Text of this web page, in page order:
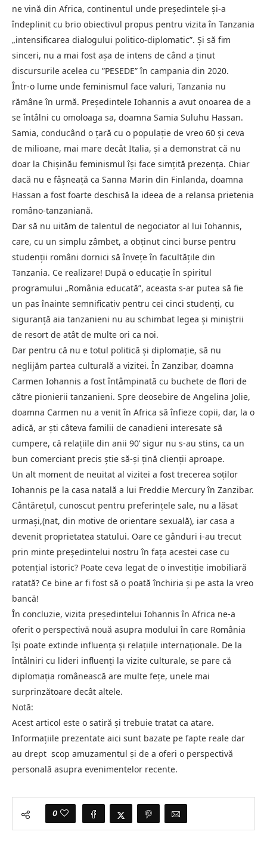
ne vină din Africa, continentul unde președintele și-a
îndeplinit cu brio obiectivul propus pentru vizita în Tanzania
„intensificarea dialogului politico-diplomatic”. Și să fim
sinceri, nu a mai fost așa de intens de când a ținut
discursurile acelea cu ”PESEDE” în campania din 2020.
Într-o lume unde feminismul face valuri, Tanzania nu
rămâne în urmă. Președintele Iohannis a avut onoarea de a
se întâlni cu omoloaga sa, doamna Samia Suluhu Hassan.
Samia, conducând o țară cu o populație de vreo 60 și ceva
de milioane, mai mare decât Italia, și a demonstrat că nu
doar la Chișinău feminismul își face simțită prezența. Chiar
dacă nu e fâșneață ca Sanna Marin din Finlanda, doamna
Hassan a fost foarte deschisă la ideea de a relansa prietenia
româno-tanzaniană.
Dar să nu uităm de talentul de negociator al lui Iohannis,
care, cu un simplu zâmbet, a obținut cinci burse pentru
studenții români dornici să învețe în facultățile din
Tanzania. Ce realizare! După o educație în spiritul
programului „România educată”, aceasta s-ar putea să fie
un pas înainte semnificativ pentru cei cinci studenți, cu
siguranță aia tanzanieni nu au schimbat legea și miniștrii
de resort de atât de multe ori ca noi.
Dar pentru că nu e totul politică și diplomație, să nu
neglijăm partea culturală a vizitei. În Zanzibar, doamna
Carmen Iohannis a fost întâmpinată cu buchete de flori de
către pionierii tanzanieni. Spre deosebire de Angelina Jolie,
doamna Carmen nu a venit în Africa să înfieze copii, dar, la o
adică, ar ști câteva familii de canadieni interesate să
cumpere, că relațiile din anii 90’ sigur nu s-au stins, ca un
bun comerciant precis știe să-și țină clienții aproape.
Un alt moment de neuitat al vizitei a fost trecerea soților
Iohannis pe la casa natală a lui Freddie Mercury în Zanzibar.
Cântărețul, cunoscut pentru preferințele sale, nu a lăsat
urmași,(nat, din motive de orientare sexuală), iar casa a
devenit proprietatea statului. Oare ce gânduri i-au trecut
prin minte președintelui nostru în fața acestei case cu
potențial istoric? Poate ceva legat de o investiție imobiliară
ratată? Ce bine ar fi fost să o poată închiria și pe asta la vreo
bancă!
În concluzie, vizita președintelui Iohannis în Africa ne-a
oferit o perspectivă nouă asupra modului în care România
își poate extinde influența și relațiile internaționale. De la
întâlniri cu lideri influenți la vizite culturale, se pare că
diplomația românească are multe fețe, unele mai
surprinzătoare decât altele.
Notă:
Acest articol este o satiră și trebuie tratat ca atare.
Informațiile prezentate aici sunt bazate pe fapte reale dar
au drept scop amuzamentul și de a oferi o perspectivă
personală asupra evenimentelor recente.
0